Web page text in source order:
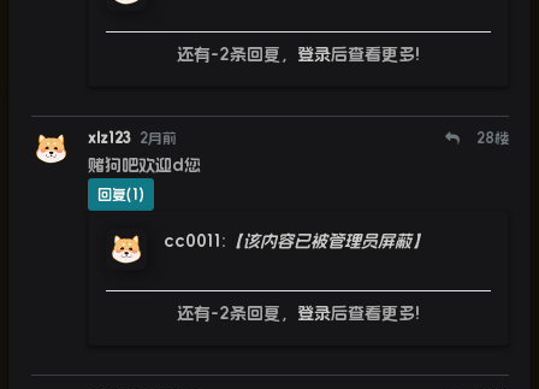
还有-2条回复， 登录后查看更多!
xlz123 2月前 28楼
赌狗吧欢迎d您
回复(1)
cc0011 : 【该内容已被管理员屏蔽】
还有-2条回复， 登录后查看更多!